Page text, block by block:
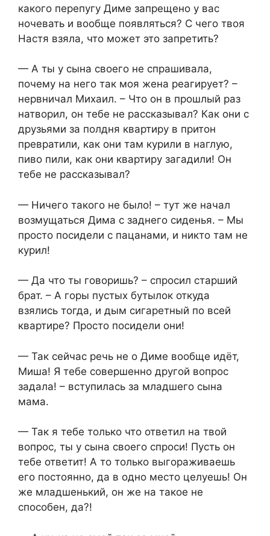
какого перепугу Диме запрещено у вас
ночевать и вообще появляться? С чего твоя
Настя взяла, что может это запретить?
— А ты у сына своего не спрашивала,
почему на него так моя жена реагирует? –
нервничал Михаил. – Что он в прошлый раз
натворил, он тебе не рассказывал? Как они с
друзьями за полдня квартиру в притон
превратили, как они там курили в наглую,
пиво пили, как они квартиру загадили! Он
тебе не рассказывал?
— Ничего такого не было! – тут же начал
возмущаться Дима с заднего сиденья. – Мы
просто посидели с пацанами, и никто там не
курил!
— Да что ты говоришь? – спросил старший
брат. – А горы пустых бутылок откуда
взялись тогда, и дым сигаретный по всей
квартире? Просто посидели они!
— Так сейчас речь не о Диме вообще идёт,
Миша! Я тебе совершенно другой вопрос
задала! – вступилась за младшего сына
мама.
— Так я тебе только что ответил на твой
вопрос, ты у сына своего спроси! Пусть он
тебе ответит! А то только выгораживаешь
его постоянно, да в одно место целуешь! Он
же младшенький, он же на такое не
способен, да?!